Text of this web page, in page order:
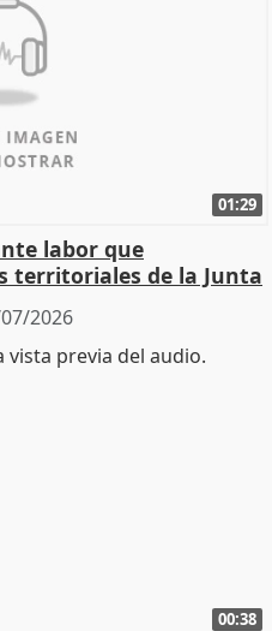
01:29
labor que
territoriales de la Junta
2026
00:38